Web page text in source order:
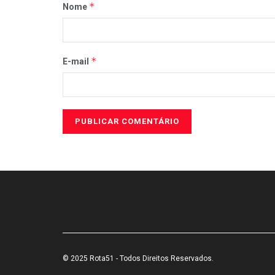
Nome *
E-mail *
© 2025 Rota51 - Todos Direitos Reservados.